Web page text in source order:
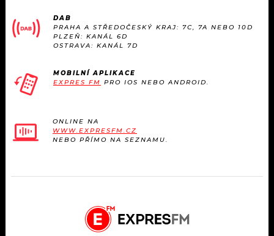
DAB
PRAHA A STŘEDOČESKÝ KRAJ: 7C, 7A NEBO 10D
PLZEŇ: KANÁL 6D
OSTRAVA: KANÁL 7D
MOBILNÍ APLIKACE
EXPRES FM PRO IOS NEBO ANDROID.
ONLINE NA
WWW.EXPRESFM.CZ
NEBO PŘÍMO NA SEZNAMU.